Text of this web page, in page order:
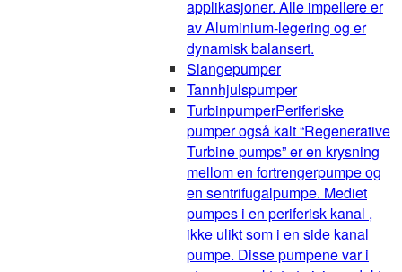
applikasjoner. Alle impellere er
av Aluminium-legering og er
dynamisk balansert.
Slangepumper
Tannhjulspumper
TurbinpumperPeriferiske
pumper også kalt “Regenerative
Turbine pumps” er en krysning
mellom en fortrengerpumpe og
en sentrifugalpumpe. Mediet
pumpes i en periferisk kanal ,
ikke ulikt som i en side kanal
pumpe. Disse pumpene var i